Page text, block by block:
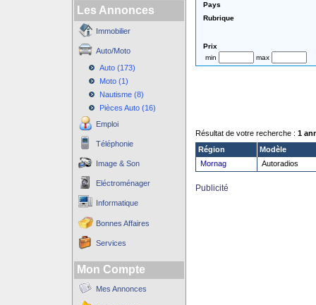
Les Annonces
Immobilier
Auto/Moto
Auto (173)
Moto (1)
Nautisme (8)
Pièces Auto (16)
Emploi
Téléphonie
Image & Son
Eléctroménager
Informatique
Bonnes Affaires
Services
Mon Compte
Mes Annonces
Pays
Rubrique
Prix
min
max
Résultat de votre recherche : 1
Région
Modèle
Mornag
Autoradios
Publicité